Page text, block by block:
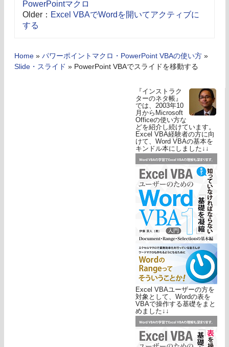
PowerPointマクロ
Older： Excel VBAでWordを開いてアクティブに
する
Home » パワーポイントマクロ・PowerPoint VBAの使い方 »
Slide・スライド » PowerPoint VBAでスライドを移動する
『インストラク
ターのネタ帳』
では、2003年10
月からMicrosoft
Officeの使い方な
どを紹介し続けています。
Excel VBA経験者の方に向
けて、Word VBAの基本を
キンドル本にしました↓↓
Excel VBAユーザーの方を
対象として、Wordの表を
VBAで操作する基礎をまと
めました↓↓